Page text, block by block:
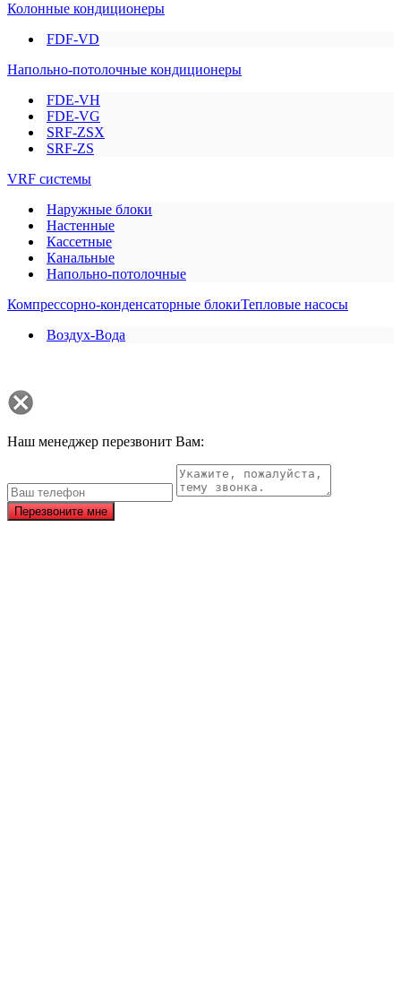
Колонные кондиционеры
FDF-VD
Напольно-потолочные кондиционеры
FDE-VH
FDE-VG
SRF-ZSX
SRF-ZS
VRF системы
Наружные блоки
Настенные
Кассетные
Канальные
Напольно-потолочные
Компрессорно-конденсаторные блокиТепловые насосы
Воздух-Вода
Наш менеджер перезвонит Вам:
Перезвоните мне